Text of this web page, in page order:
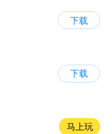
下载
下载
马上玩